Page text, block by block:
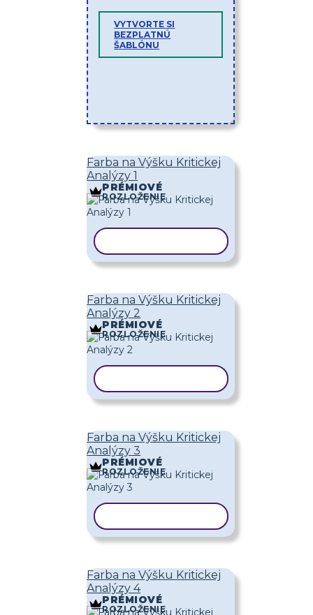
VYTVORTE SI
BEZPLATNÚ
ŠABLÓNU
Farba na Výšku Kritickej
Analýzy 1
PRÉMIOVÉ
ROZLOŽENIE
Farba na Výšku Kritickej
Analýzy 2
PRÉMIOVÉ
ROZLOŽENIE
Farba na Výšku Kritickej
Analýzy 3
PRÉMIOVÉ
ROZLOŽENIE
Farba na Výšku Kritickej
Analýzy 4
PRÉMIOVÉ
ROZLOŽENIE